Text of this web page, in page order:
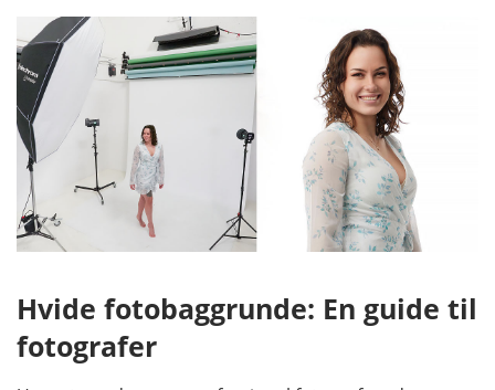
Hvide fotobaggrunde: En guide til
fotografer